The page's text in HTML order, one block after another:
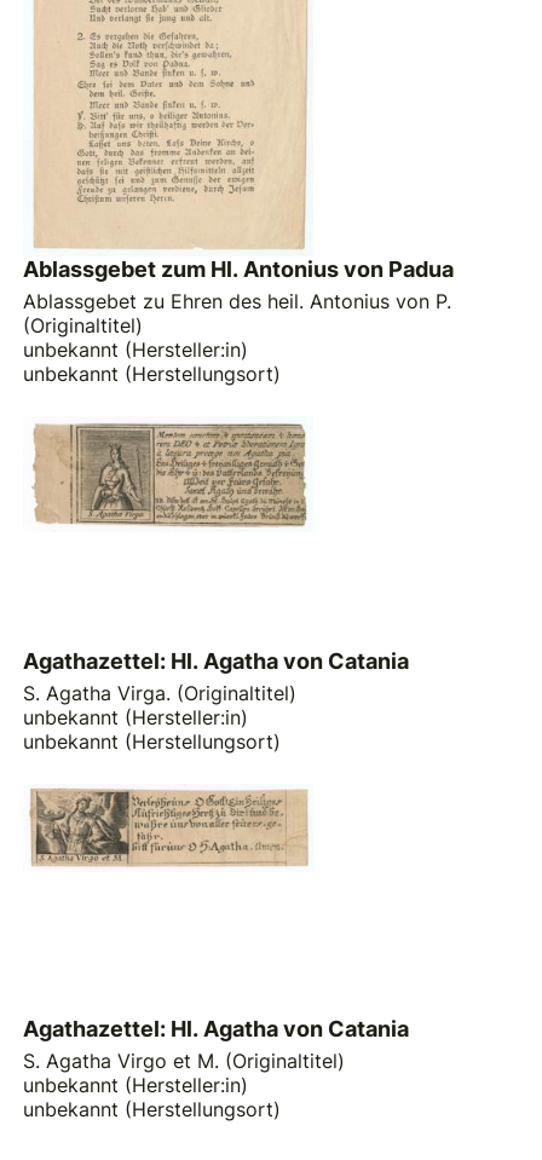
Ablassgebet zum Hl. Antonius von Padua
Ablassgebet zu Ehren des heil. Antonius von P.
(Originaltitel)
unbekannt (Hersteller:in)
unbekannt (Herstellungsort)
Agathazettel: Hl. Agatha von Catania
S. Agatha Virga. (Originaltitel)
unbekannt (Hersteller:in)
unbekannt (Herstellungsort)
Agathazettel: Hl. Agatha von Catania
S. Agatha Virgo et M. (Originaltitel)
unbekannt (Hersteller:in)
unbekannt (Herstellungsort)